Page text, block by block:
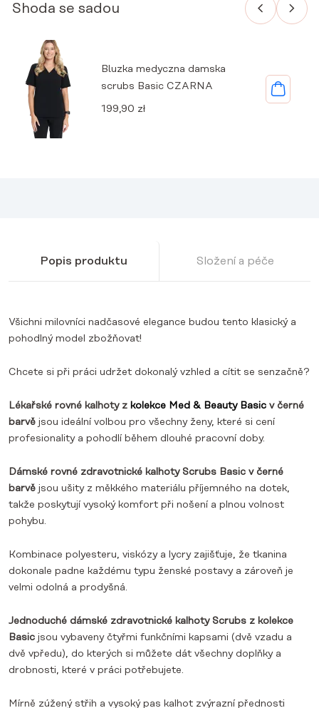
Shoda se sadou
Bluzka medyczna damska
scrubs Basic CZARNA
199,90 zł
Popis produktu Složení a péče
Všichni milovníci nadčasové elegance budou tento klasický a
pohodlný model zbožňovat!
Chcete si při práci udržet dokonalý vzhled a cítit se senzačně?
Lékařské rovné kalhoty z kolekce Med & Beauty Basic v černé
barvě jsou ideální volbou pro všechny ženy, které si cení
profesionality a pohodlí během dlouhé pracovní doby.
Dámské rovné zdravotnické kalhoty Scrubs Basic v černé
barvě jsou ušity z měkkého materiálu příjemného na dotek,
takže poskytují vysoký komfort při nošení a plnou volnost
pohybu.
Kombinace polyesteru, viskózy a lycry zajišťuje, že tkanina
dokonale padne každému typu ženské postavy a zároveň je
velmi odolná a prodyšná.
Jednoduché dámské zdravotnické kalhoty Scrubs z kolekce
Basic jsou vybaveny čtyřmi funkčními kapsami (dvě vzadu a
dvě vpředu), do kterých si můžete dát všechny doplňky a
drobnosti, které v práci potřebujete.
Mírně zúžený střih a vysoký pas kalhot zvýrazní přednosti